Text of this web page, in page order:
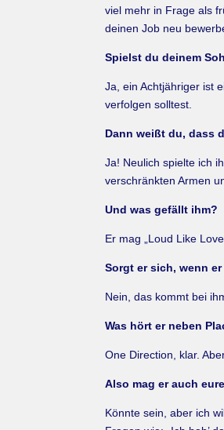
viel mehr in Frage als
deinen Job neu
Spielst du deinem
Ja, ein Achtjähriger ist
verfolgen solltest.
Dann weißt du, dass
Ja! Neulich spielte ich
verschränkten Armen
Und was gefällt ihm?
Er mag „Loud Like
Sorgt er sich, wenn
Nein, das kommt bei
Was hört er neben
One Direction, klar.
Also mag er auch
Könnte sein, aber ich